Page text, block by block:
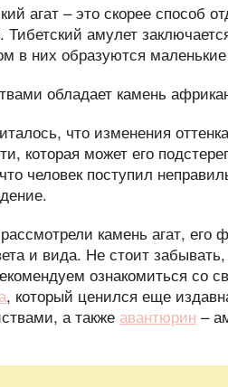
агат – это скорее способ
Тибетский амулет
в них образуются
что изменения
которая может его
человек поступил
камень агат, его
и вида. Не стоит
ознакомиться со
, который ценился еще
а также авантюрин –